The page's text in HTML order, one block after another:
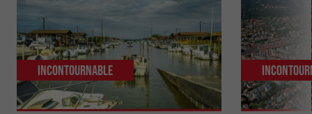
Incontournable